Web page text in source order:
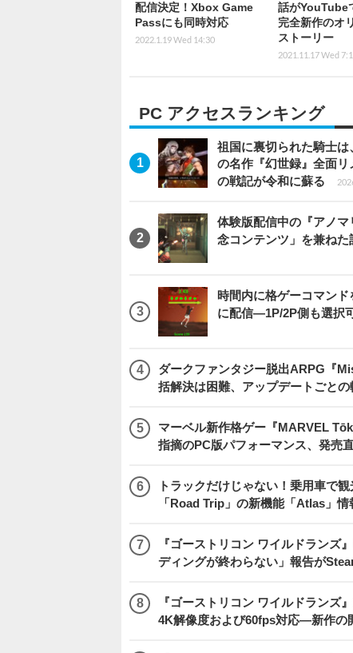
配信決定！Xbox Game
Passにも同時対応
2022.1.19 Wed 14:30
話がYouTube
完全新作のオ
ストーリー
2021.11.17 Wed
PC アクセスランキング
祖国に裏切られた騎士
の名作『幻世録』全面
の戦記が令和に蘇る
体験版配信中の『アノ
念コンテンツ」を兼ねた
時間内に格ゲーコマン
に配信―1P/2P側も選択
ダークファンタジー脱出ARPG『
括解決は困難、アップデートごと
マーベル新作格ゲー『MARVEL
指摘のPC版パフォーマンス、発売
トラックだけじゃない！乗用車で
「Road Trip」の新機能「Atlas」情
『ゴーストリコン ワイルドランズ
ディングが終わらない」報告が
『ゴーストリコン ワイルドラン
4K解像度および60fps対応―新作の